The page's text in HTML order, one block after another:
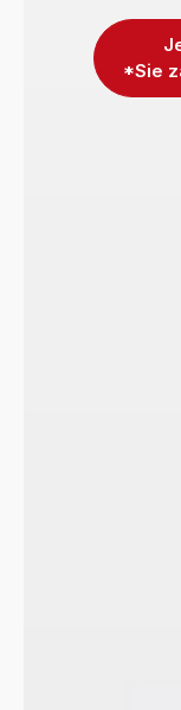
*Sie